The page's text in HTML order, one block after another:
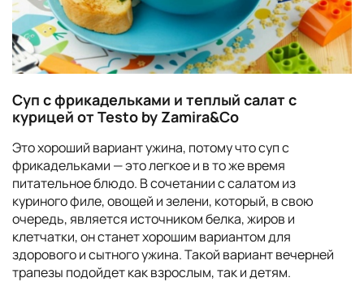
Суп с фрикадельками и теплый салат с
курицей от Testo by Zamira&Co
Это хороший вариант ужина, потому что суп с
фрикадельками — это легкое и в то же время
питательное блюдо. В сочетании с салатом из
куриного филе, овощей и зелени, который, в свою
очередь, является источником белка, жиров и
клетчатки, он станет хорошим вариантом для
здорового и сытного ужина. Такой вариант вечерней
трапезы подойдет как взрослым, так и детям.